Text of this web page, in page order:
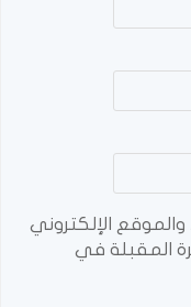
الإلكتروني
المقبلة في